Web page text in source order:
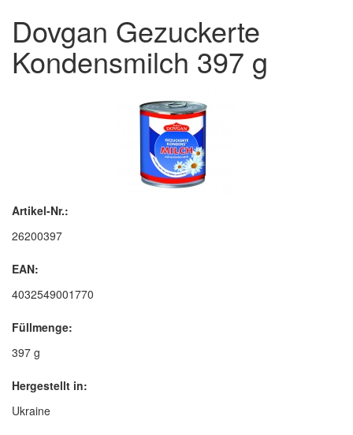
Dovgan Gezuckerte
Kondensmilch 397 g
Artikel-Nr.:
26200397
EAN:
4032549001770
Füllmenge:
397 g
Hergestellt in:
Ukraine